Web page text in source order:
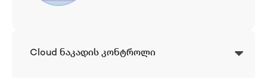
Cloud ნაკადის კონტროლი